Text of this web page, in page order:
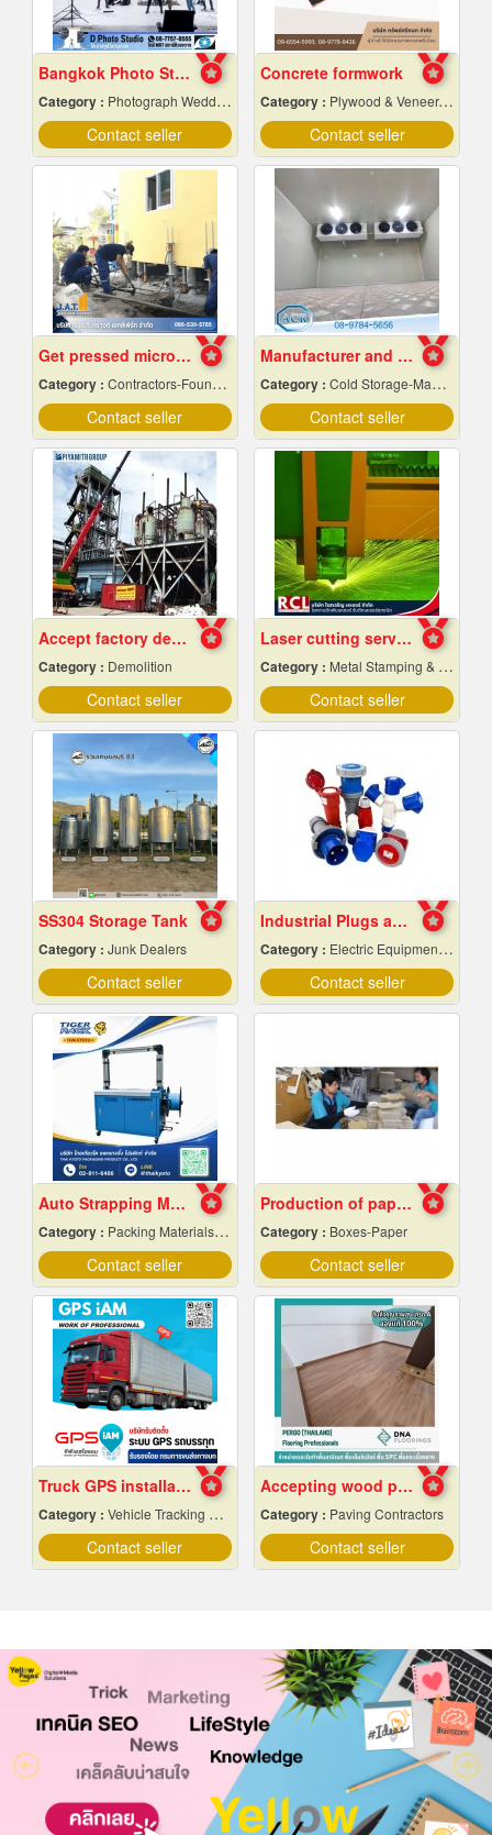
Bangkok Photo Studio
Category : Photograph Wedding Studio
Contact seller
Concrete formwork
Category : Plywood & Veneer-Dealers
Contact seller
Get pressed micropiles to fix the collapsed house.
Category : Contractors-Foundation Reparing
Contact seller
Manufacturer and installer of prefabricated cold r
Category : Cold Storage-Manufacturers & Installation Designer
Contact seller
Accept factory demolition
Category : Demolition
Contact seller
Laser cutting service according to the design
Category : Metal Stamping & Cutting
Contact seller
SS304 Storage Tank
Category : Junk Dealers
Contact seller
Industrial Plugs and Sockets in Pattaya, Chonburi
Category : Electric Equipment & Supplies-Wholesale & Manufacturers
Contact seller
Auto Strapping Machine
Category : Packing Materials-Mechanical
Contact seller
Production of paper boxes
Category : Boxes-Paper
Contact seller
Truck GPS installation.
Category : Vehicle Tracking System
Contact seller
Accepting wood pattern rubber tile flooring
Category : Paving Contractors
Contact seller